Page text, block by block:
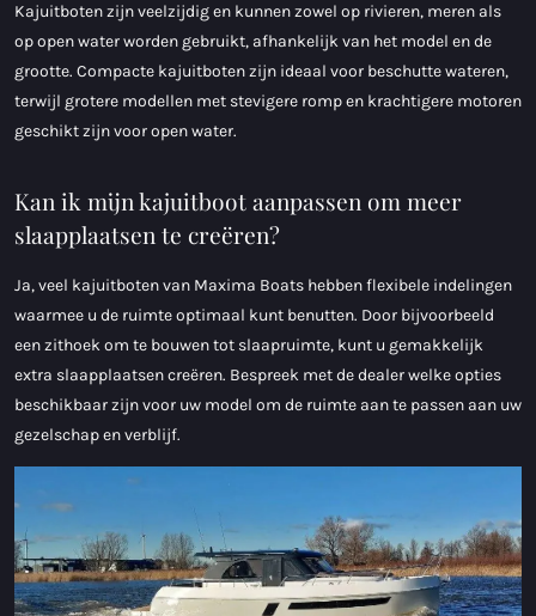
Kajuitboten zijn veelzijdig en kunnen zowel op rivieren, meren als
op open water worden gebruikt, afhankelijk van het model en de
grootte. Compacte kajuitboten zijn ideaal voor beschutte wateren,
terwijl grotere modellen met stevigere romp en krachtigere motoren
geschikt zijn voor open water.
Kan ik mijn kajuitboot aanpassen om meer
slaapplaatsen te creëren?
Ja, veel kajuitboten van Maxima Boats hebben flexibele indelingen
waarmee u de ruimte optimaal kunt benutten. Door bijvoorbeeld
een zithoek om te bouwen tot slaapruimte, kunt u gemakkelijk
extra slaapplaatsen creëren. Bespreek met de dealer welke opties
beschikbaar zijn voor uw model om de ruimte aan te passen aan uw
gezelschap en verblijf.